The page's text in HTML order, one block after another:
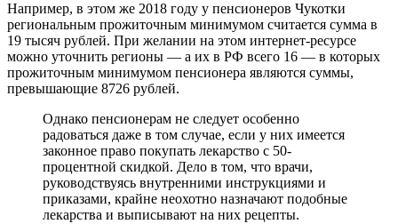
Например, в этом же 2018 году у пенсионеров Чукотки
региональным прожиточным минимумом считается сумма в
19 тысяч рублей. При желании на этом интернет-ресурсе
можно уточнить регионы — а их в РФ всего 16 — в которых
прожиточным минимумом пенсионера являются суммы,
превышающие 8726 рублей.
Однако пенсионерам не следует особенно
радоваться даже в том случае, если у них имеется
законное право покупать лекарство с 50-
процентной скидкой. Дело в том, что врачи,
руководствуясь внутренними инструкциями и
приказами, крайне неохотно назначают подобные
лекарства и выписывают на них рецепты.